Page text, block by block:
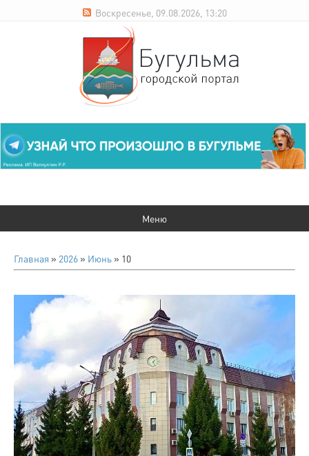
Воскресенье, 09.08.2026, 13:20
Главная » 2026 » Июнь » 10